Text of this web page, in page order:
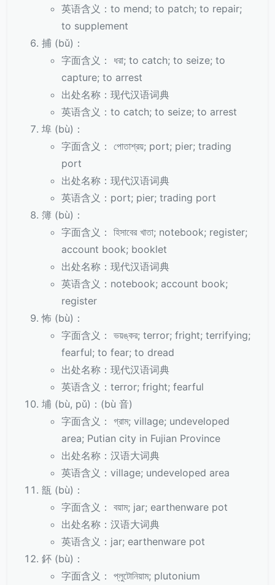
英语含义：to mend; to patch; to repair;
to supplement
捕 (bǔ)：
字面含义： ধরা; to catch; to seize; to
capture; to arrest
出处名称：现代汉语词典
英语含义：to catch; to seize; to arrest
埠 (bù)：
字面含义： পোতাশ্রয়; port; pier; trading
port
出处名称：现代汉语词典
英语含义：port; pier; trading port
簿 (bù)：
字面含义： হিসাবের খাতা; notebook; register;
account book; booklet
出处名称：现代汉语词典
英语含义：notebook; account book;
register
怖 (bù)：
字面含义： ভয়ঙ্কর; terror; fright; terrifying;
fearful; to fear; to dread
出处名称：现代汉语词典
英语含义：terror; fright; fearful
埔 (bù, pǔ)：(bù 音)
字面含义： গ্রাম; village; undeveloped
area; Putian city in Fujian Province
出处名称：汉语大词典
英语含义：village; undeveloped area
瓿 (bù)：
字面含义： বয়াম; jar; earthenware pot
出处名称：汉语大词典
英语含义：jar; earthenware pot
鈈 (bù)：
字面含义： প্লুটোনিয়াম; plutonium